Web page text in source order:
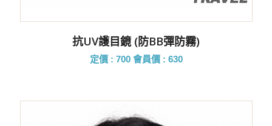
抗UV護目鏡 (防BB彈防霧)
定價 : 700 會員價 : 630